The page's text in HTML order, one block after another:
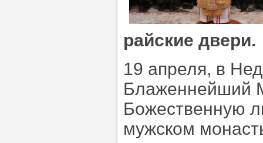
райские двери.
19 апреля, в
Блаженнейший
Божественную
мужском